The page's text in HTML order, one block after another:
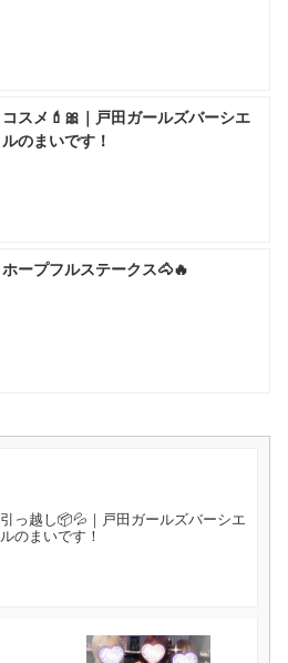
コスメ💄🎀｜戸田ガールズバーシエ
ルのまいです！
ホープフルステークス🐴🔥
引っ越し📦💦｜戸田ガールズバーシエ
ルのまいです！